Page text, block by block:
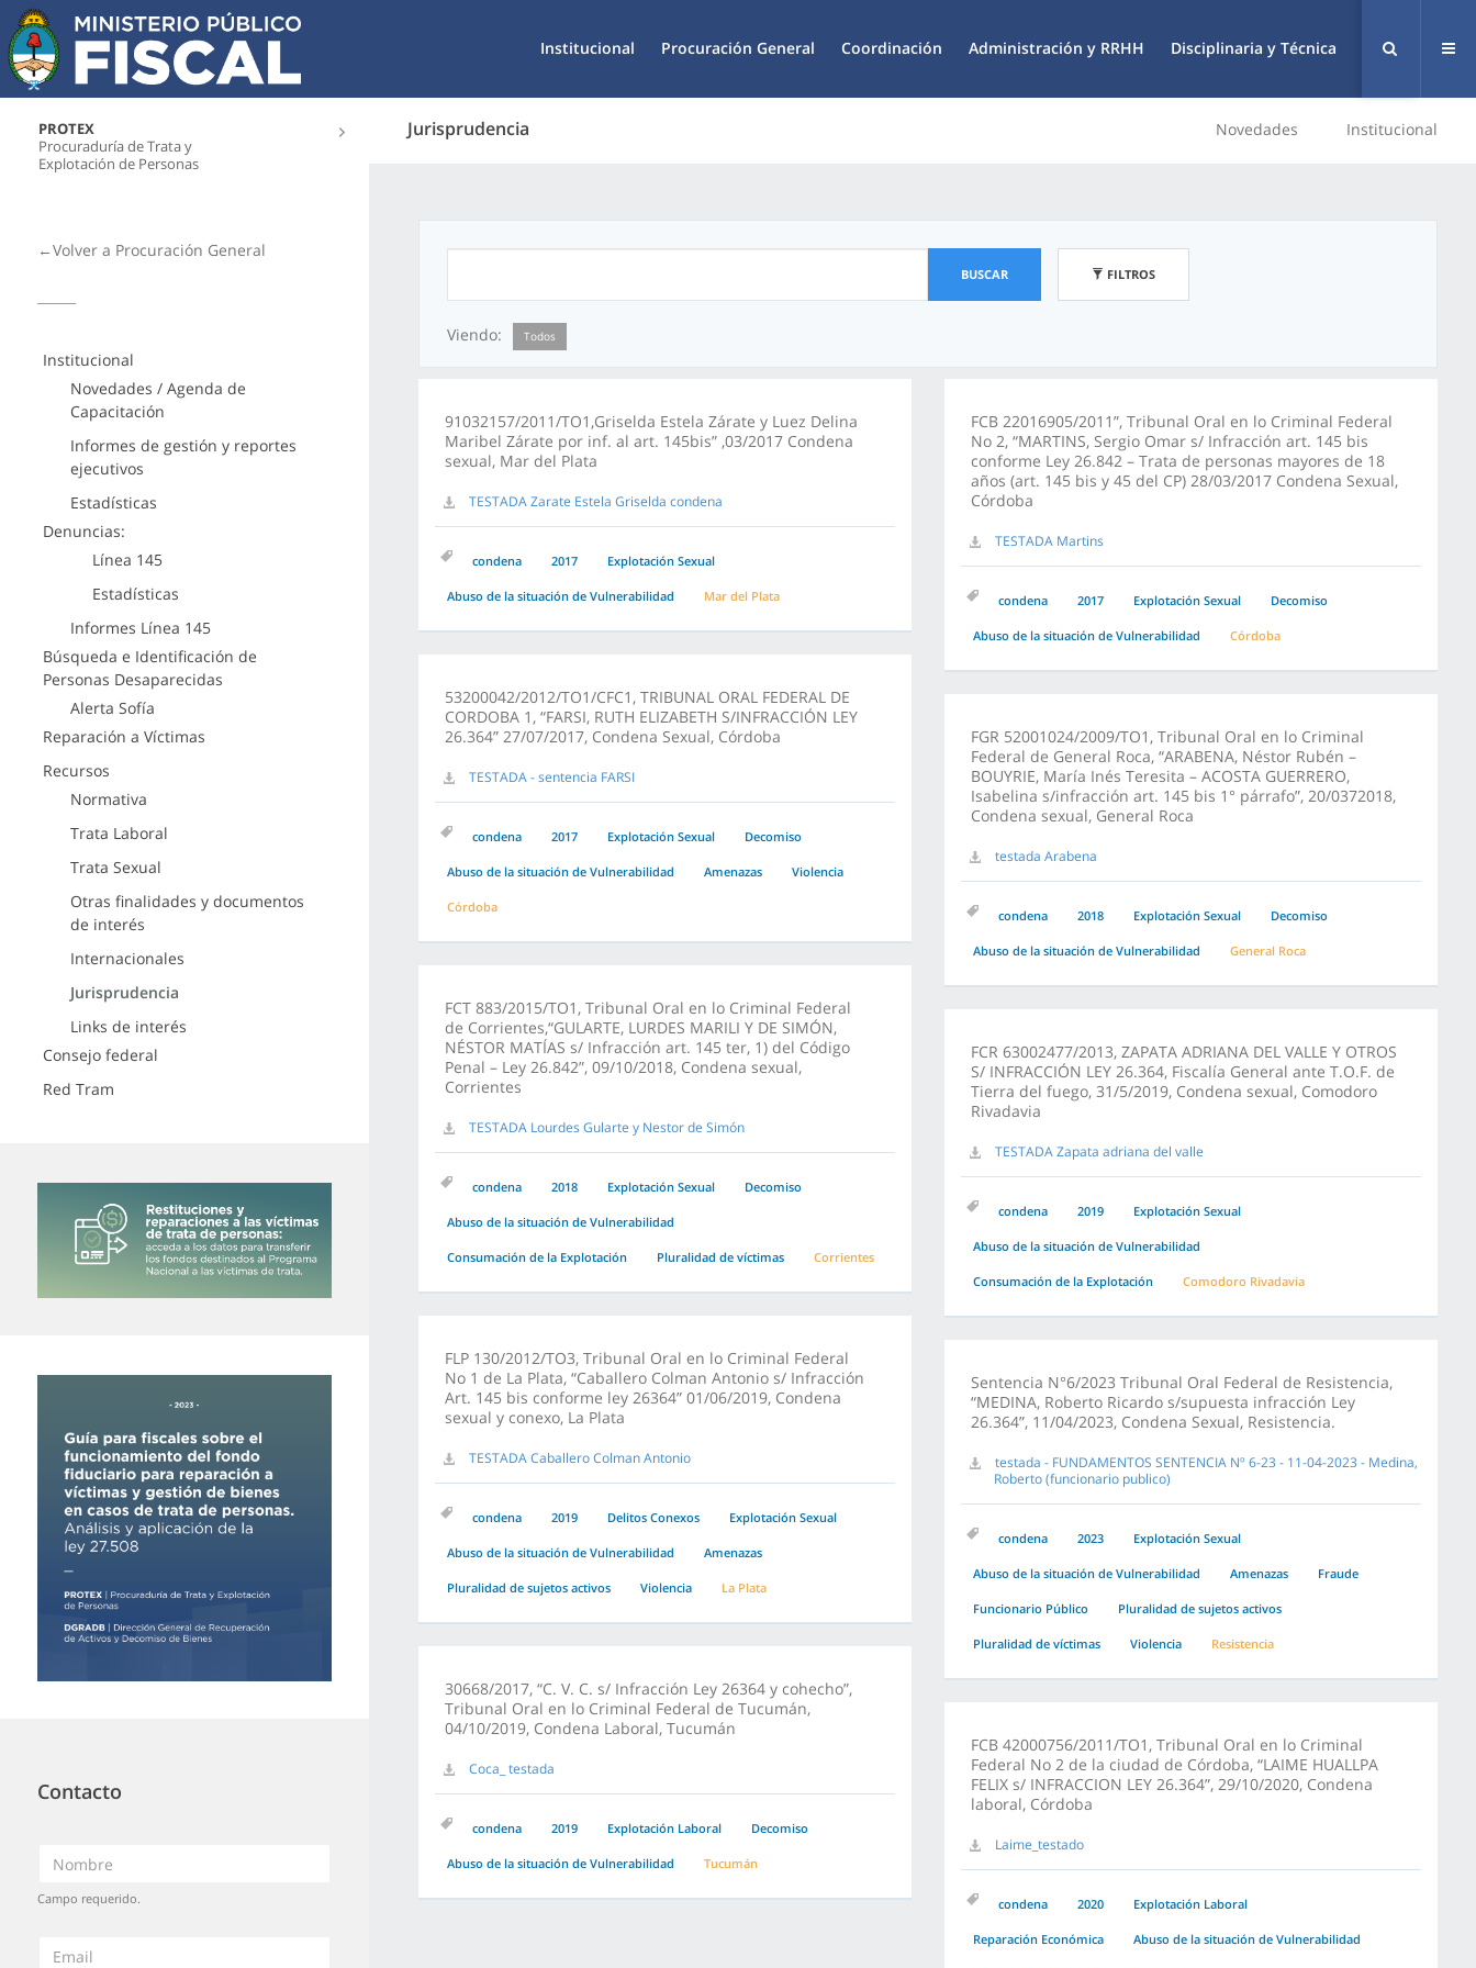
Institucional Procuración General Coordinación Administración y RRHH Disciplinaria y Técnica
PROTEX
Procuraduría de Trata y
Explotación de Personas
Jurisprudencia Novedades Institucional
←Volver a Procuración General
Institucional
Novedades / Agenda de
Capacitación
Informes de gestión y reportes
ejecutivos
Estadísticas
Denuncias:
Línea 145
Estadísticas
Informes Línea 145
Búsqueda e Identificación de
Personas Desaparecidas
Alerta Sofía
Reparación a Víctimas
Recursos
Normativa
Trata Laboral
Trata Sexual
Otras finalidades y documentos
de interés
Internacionales
Jurisprudencia
Links de interés
Consejo federal
Red Tram
Contacto
Campo requerido.
BUSCAR FILTROS
Viendo: Todos
91032157/2011/TO1,Griselda Estela Zárate y Luez Delina
Maribel Zárate por inf. al art. 145bis” ,03/2017 Condena
sexual, Mar del Plata
TESTADA Zarate Estela Griselda condena
condena 2017 Explotación Sexual
Abuso de la situación de Vulnerabilidad Mar del Plata
FCB 22016905/2011”, Tribunal Oral en lo Criminal Federal
No 2, “MARTINS, Sergio Omar s/ Infracción art. 145 bis
conforme Ley 26.842 – Trata de personas mayores de 18
años (art. 145 bis y 45 del CP) 28/03/2017 Condena Sexual,
Córdoba
TESTADA Martins
condena 2017 Explotación Sexual Decomiso
Abuso de la situación de Vulnerabilidad Córdoba
53200042/2012/TO1/CFC1, TRIBUNAL ORAL FEDERAL DE
CORDOBA 1, “FARSI, RUTH ELIZABETH S/INFRACCIÓN LEY
26.364” 27/07/2017, Condena Sexual, Córdoba
TESTADA - sentencia FARSI
condena 2017 Explotación Sexual Decomiso
Abuso de la situación de Vulnerabilidad Amenazas Violencia
Córdoba
FGR 52001024/2009/TO1, Tribunal Oral en lo Criminal
Federal de General Roca, “ARABENA, Néstor Rubén –
BOUYRIE, María Inés Teresita – ACOSTA GUERRERO,
Isabelina s/infracción art. 145 bis 1° párrafo”, 20/0372018,
Condena sexual, General Roca
testada Arabena
condena 2018 Explotación Sexual Decomiso
Abuso de la situación de Vulnerabilidad General Roca
FCT 883/2015/TO1, Tribunal Oral en lo Criminal Federal
de Corrientes,“GULARTE, LURDES MARILI Y DE SIMÓN,
NÉSTOR MATÍAS s/ Infracción art. 145 ter, 1) del Código
Penal – Ley 26.842”, 09/10/2018, Condena sexual,
Corrientes
TESTADA Lourdes Gularte y Nestor de Simón
condena 2018 Explotación Sexual Decomiso
Abuso de la situación de Vulnerabilidad
Consumación de la Explotación Pluralidad de víctimas Corrientes
FCR 63002477/2013, ZAPATA ADRIANA DEL VALLE Y OTROS
S/ INFRACCIÓN LEY 26.364, Fiscalía General ante T.O.F. de
Tierra del fuego, 31/5/2019, Condena sexual, Comodoro
Rivadavia
TESTADA Zapata adriana del valle
condena 2019 Explotación Sexual
Abuso de la situación de Vulnerabilidad
Consumación de la Explotación Comodoro Rivadavia
FLP 130/2012/TO3, Tribunal Oral en lo Criminal Federal
No 1 de La Plata, “Caballero Colman Antonio s/ Infracción
Art. 145 bis conforme ley 26364” 01/06/2019, Condena
sexual y conexo, La Plata
TESTADA Caballero Colman Antonio
condena 2019 Delitos Conexos Explotación Sexual
Abuso de la situación de Vulnerabilidad Amenazas
Pluralidad de sujetos activos Violencia La Plata
Sentencia N°6/2023 Tribunal Oral Federal de Resistencia,
“MEDINA, Roberto Ricardo s/supuesta infracción Ley
26.364”, 11/04/2023, Condena Sexual, Resistencia.
testada - FUNDAMENTOS SENTENCIA Nº 6-23 - 11-04-2023 - Medina,
Roberto (funcionario publico)
condena 2023 Explotación Sexual
Abuso de la situación de Vulnerabilidad Amenazas Fraude
Funcionario Público Pluralidad de sujetos activos
Pluralidad de víctimas Violencia Resistencia
30668/2017, “C. V. C. s/ Infracción Ley 26364 y cohecho”,
Tribunal Oral en lo Criminal Federal de Tucumán,
04/10/2019, Condena Laboral, Tucumán
Coca_ testada
condena 2019 Explotación Laboral Decomiso
Abuso de la situación de Vulnerabilidad Tucumán
FCB 42000756/2011/TO1, Tribunal Oral en lo Criminal
Federal No 2 de la ciudad de Córdoba, “LAIME HUALLPA
FELIX s/ INFRACCION LEY 26.364”, 29/10/2020, Condena
laboral, Córdoba
Laime_testado
condena 2020 Explotación Laboral
Reparación Económica Abuso de la situación de Vulnerabilidad